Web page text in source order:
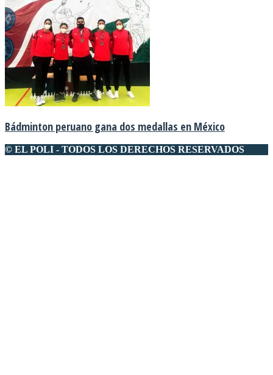
Bádminton peruano gana dos medallas en México
© EL POLI - TODOS LOS DERECHOS RESERVADOS